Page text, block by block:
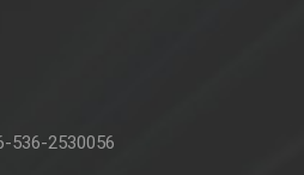
536-2530056